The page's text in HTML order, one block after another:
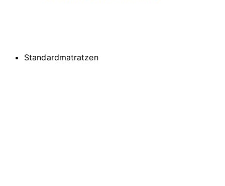
Standardmatratzen